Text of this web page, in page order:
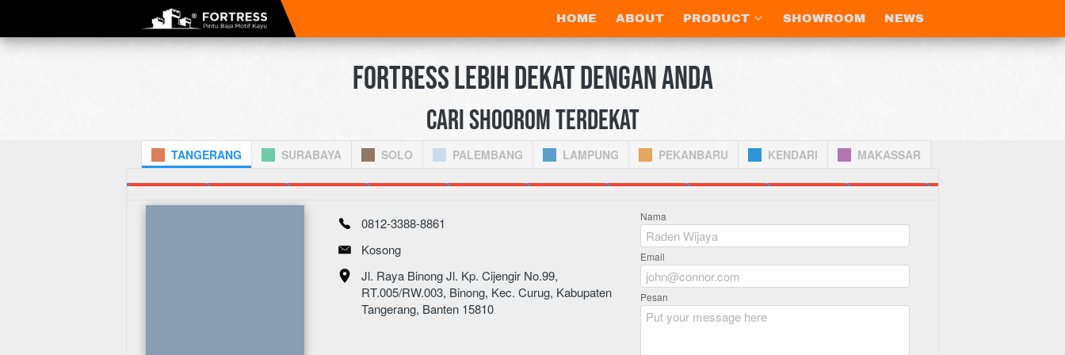
HOME ABOUT PRODUCT SHOWROOM NEWS
HOME ABOUT PRODUCT SHOWROOM NEWS
FORTRESS LEBIH DEKAT DENGAN ANDA
CARI SHOOROM terdekat
TANGERANG SURABAYA SOLO PALEMBANG LAMPUNG PEKANBARU KENDARI MAKASSAR
0812-3388-8861
Kosong
Jl. Raya Binong Jl. Kp. Cijengir No.99,
RT.005/RW.003, Binong, Kec. Curug, Kabupaten
Tangerang, Banten 15810
Nama
Email
Pesan